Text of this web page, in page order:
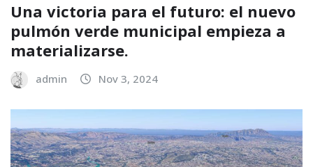
Una victoria para el futuro: el nuevo
pulmón verde municipal empieza a
materializarse.
admin Nov 3, 2024